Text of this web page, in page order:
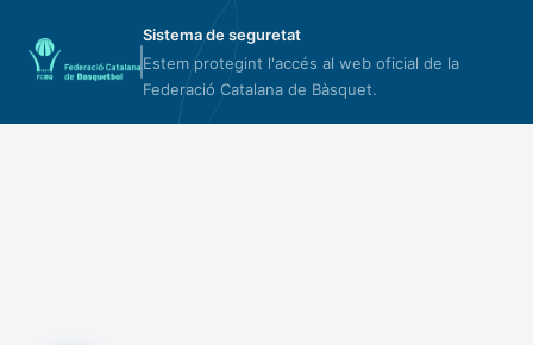
Sistema de seguretat
Estem protegint l'accés al web oficial de la
Federació Catalana de Bàsquet.